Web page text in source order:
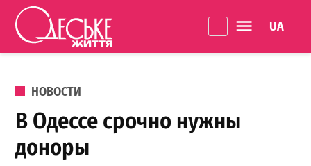
Перейти к содержанию
життя
ОПУБЛИКОВАНО В
НОВОСТИ
В Одессе срочно нужны
доноры